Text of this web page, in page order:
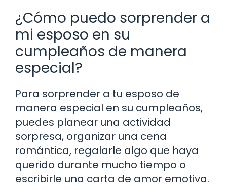
¿Cómo puedo sorprender a
mi esposo en su
cumpleaños de manera
especial?
Para sorprender a tu esposo de
manera especial en su cumpleaños,
puedes planear una actividad
sorpresa, organizar una cena
romántica, regalarle algo que haya
querido durante mucho tiempo o
escribirle una carta de amor emotiva.